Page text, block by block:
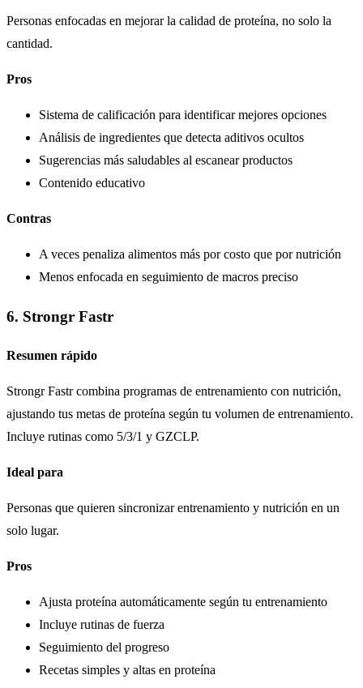
Personas enfocadas en mejorar la calidad de proteína, no solo la
cantidad.
Pros
Sistema de calificación para identificar mejores opciones
Análisis de ingredientes que detecta aditivos ocultos
Sugerencias más saludables al escanear productos
Contenido educativo
Contras
A veces penaliza alimentos más por costo que por nutrición
Menos enfocada en seguimiento de macros preciso
6. Strongr Fastr
Resumen rápido
Strongr Fastr combina programas de entrenamiento con nutrición,
ajustando tus metas de proteína según tu volumen de entrenamiento.
Incluye rutinas como 5/3/1 y GZCLP.
Ideal para
Personas que quieren sincronizar entrenamiento y nutrición en un
solo lugar.
Pros
Ajusta proteína automáticamente según tu entrenamiento
Incluye rutinas de fuerza
Seguimiento del progreso
Recetas simples y altas en proteína